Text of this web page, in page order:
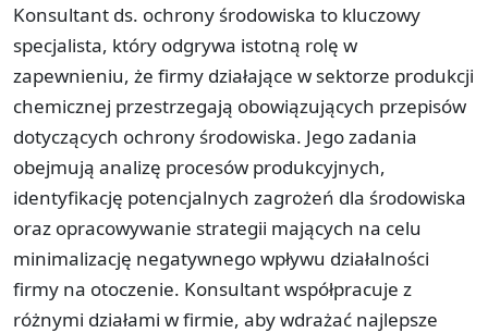
Konsultant ds. ochrony środowiska to kluczowy
specjalista, który odgrywa istotną rolę w
zapewnieniu, że firmy działające w sektorze produkcji
chemicznej przestrzegają obowiązujących przepisów
dotyczących ochrony środowiska. Jego zadania
obejmują analizę procesów produkcyjnych,
identyfikację potencjalnych zagrożeń dla środowiska
oraz opracowywanie strategii mających na celu
minimalizację negatywnego wpływu działalności
firmy na otoczenie. Konsultant współpracuje z
różnymi działami w firmie, aby wdrażać najlepsze